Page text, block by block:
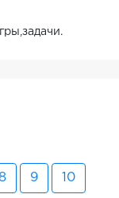
9 10